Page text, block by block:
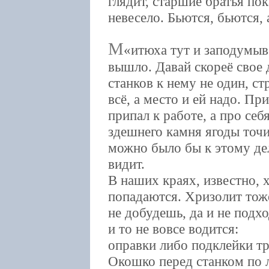
невесело. Бьются, бьются,
М итюха тут и
вышло. Давай скореё свое
станков к нему не один,
всё, а место и ей надо.
припал к работе, а про
здешнего камня ягоды
можно было бы к этому
видит.
В наших краях, известно,
попадаются. Хризолит
не добудешь, да и не
и то не вовсе водится:
оправки либо подклейки
Окошко перед станком по